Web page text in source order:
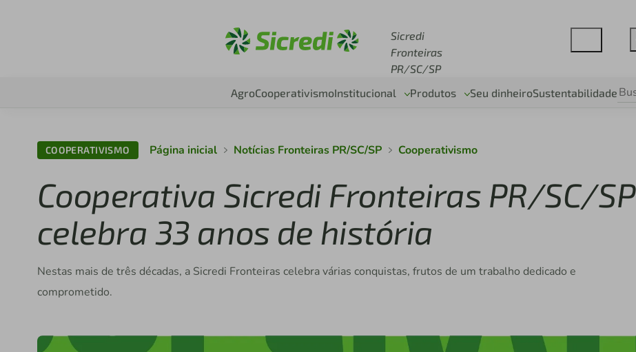
Sicredi
Fronteiras
PR/SC/SP
AgroCooperativismoInstitucional Produtos Seu dinheiroSustentabilidade
COOPERATIVISMO Página inicial Notícias Fronteiras PR/SC/SP Cooperativismo
Cooperativa Sicredi Fronteiras PR/SC/SP
celebra 33 anos de história
Nestas mais de três décadas, a Sicredi Fronteiras celebra várias conquistas, frutos de um trabalho dedicado e
comprometido.